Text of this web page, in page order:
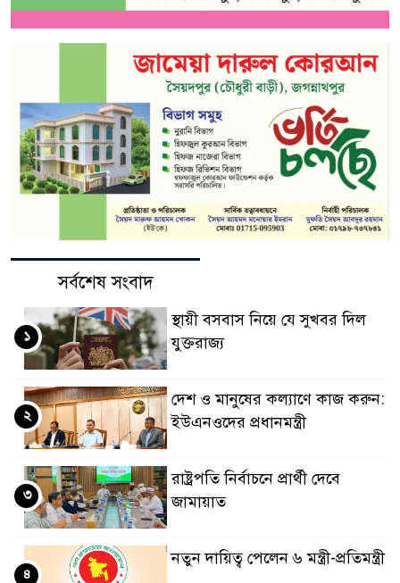
সর্বশেষ সংবাদ
স্থায়ী বসবাস নিয়ে যে সুখবর দিল
যুক্তরাজ্য
১
দেশ ও মানুষের কল্যাণে কাজ করুন:
ইউএনওদের প্রধানমন্ত্রী
২
রাষ্ট্রপতি নির্বাচনে প্রার্থী দেবে
জামায়াত
৩
নতুন দায়িত্ব পেলেন ৬ মন্ত্রী-প্রতিমন্ত্রী
৪